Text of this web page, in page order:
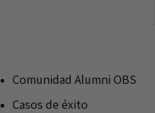
Comunidad Alumni OBS
Casos de éxito